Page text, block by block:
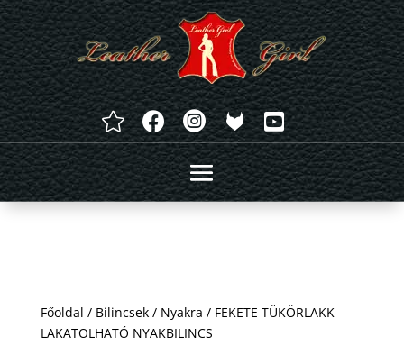
   
Főoldal / Bilincsek/ Nyakra / FEKETE TÜKÖRLAKK
LAKATOLHATÓ NYAKBILINCS